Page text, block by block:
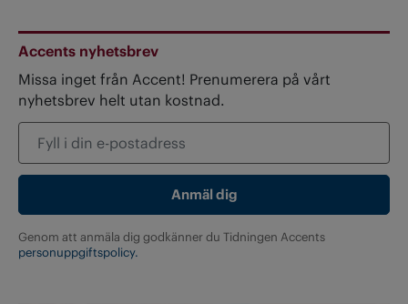
Accents nyhetsbrev
Missa inget från Accent! Prenumerera på vårt
nyhetsbrev helt utan kostnad.
Genom att anmäla dig godkänner du Tidningen Accents
personuppgiftspolicy.